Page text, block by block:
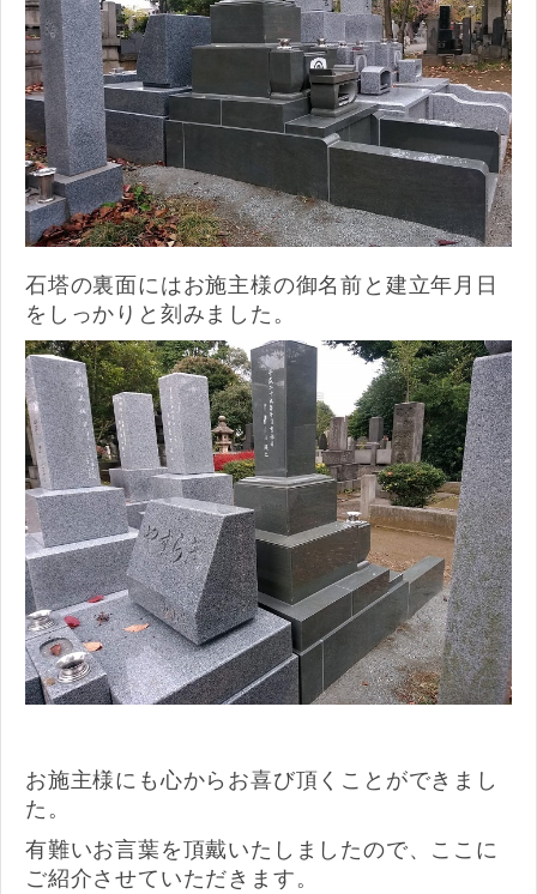
石塔の裏面にはお施主様の御名前と建立年月日
をしっかりと刻みました。
お施主様にも心からお喜び頂くことができまし
た。
有難いお言葉を頂戴いたしましたので、ここに
ご紹介させていただきます。